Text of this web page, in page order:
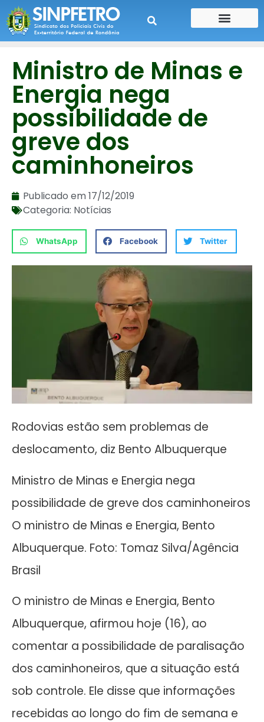
Ministro de Minas e
Energia nega
possibilidade de
greve dos
caminhoneiros
Publicado em17/12/2019
Categoria: Notícias
WhatsApp Facebook Twitter
Rodovias estão sem problemas de
deslocamento, diz Bento Albuquerque
Ministro de Minas e Energia nega
possibilidade de greve dos caminhoneiros
O ministro de Minas e Energia, Bento
Albuquerque. Foto: Tomaz Silva/Agência
Brasil
O ministro de Minas e Energia, Bento
Albuquerque, afirmou hoje (16), ao
comentar a possibilidade de paralisação
dos caminhoneiros, que a situação está
sob controle. Ele disse que informações
recebidas ao longo do fim de semana e